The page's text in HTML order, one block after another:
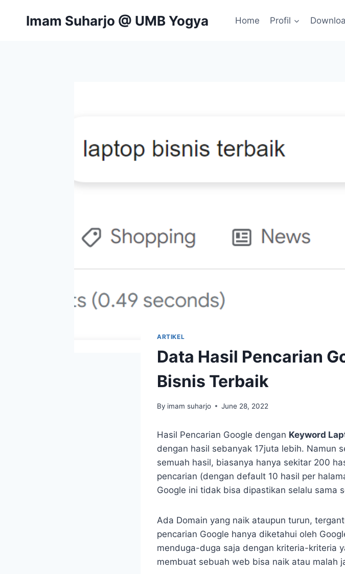
Imam Suharjo @ UMB Yogya Home Profil
ARTIKEL
Data Hasil Pencarian
Bisnis Terbaik
By imam suharjo June 28, 2022
Hasil Pencarian Google dengan Keyword
dengan hasil sebanyak 17juta lebih. Namun
semuah hasil, biasanya hanya sekitar 200
pencarian (dengan default 10 hasil per
Google ini tidak bisa dipastikan selalu sama
Ada Domain yang naik ataupun turun,
pencarian Google hanya diketahui oleh
menduga-duga saja dengan kriteria-kriteria
membuat sebuah web bisa naik atau malah